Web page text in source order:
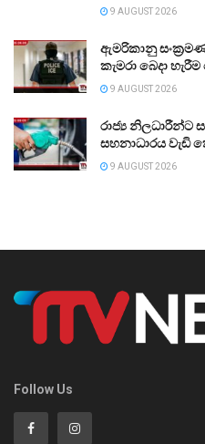
9 AUGUST 2026
ඇමරිකානු
කැමරා බෙදා
9 AUGUST 2026
රාජ්‍ය නිලධාරීන්ට
සහනාධාරය වැඩි
9 AUGUST 2026
Follow Us